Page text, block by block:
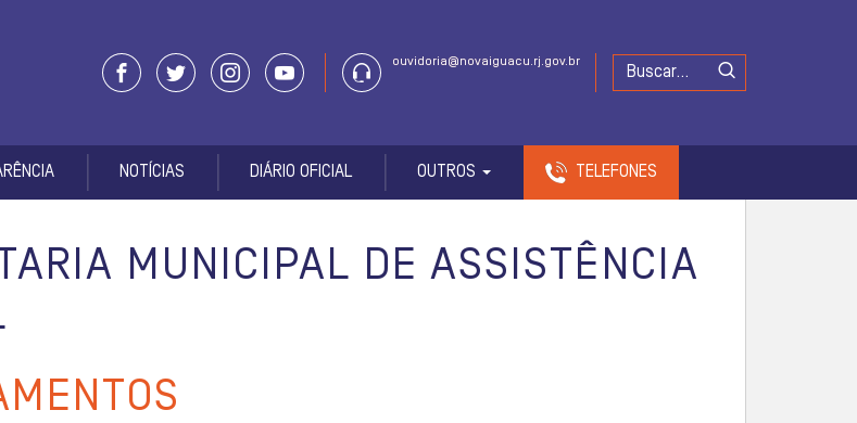
ouvidoria@novaiguacu.rj.gov.br
NOTÍCIAS DIÁRIO OFICIAL OUTROS TELEFONES
MUNICIPAL DE ASSISTÊNCIA